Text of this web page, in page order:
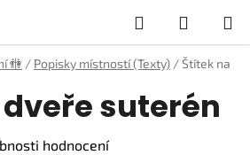
Hledat
KOŠÍK
🚻 / Popisky místností (Texty) /Štítek na
suterén
hodnocení